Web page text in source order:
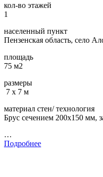
кол-во этажей
1
населенный пункт
Пензенская область, село
площадь
75 м2
размеры
7 х 7 м
материал стен/ технология
Брус сечением 200х150 мм,
…
Подробнее